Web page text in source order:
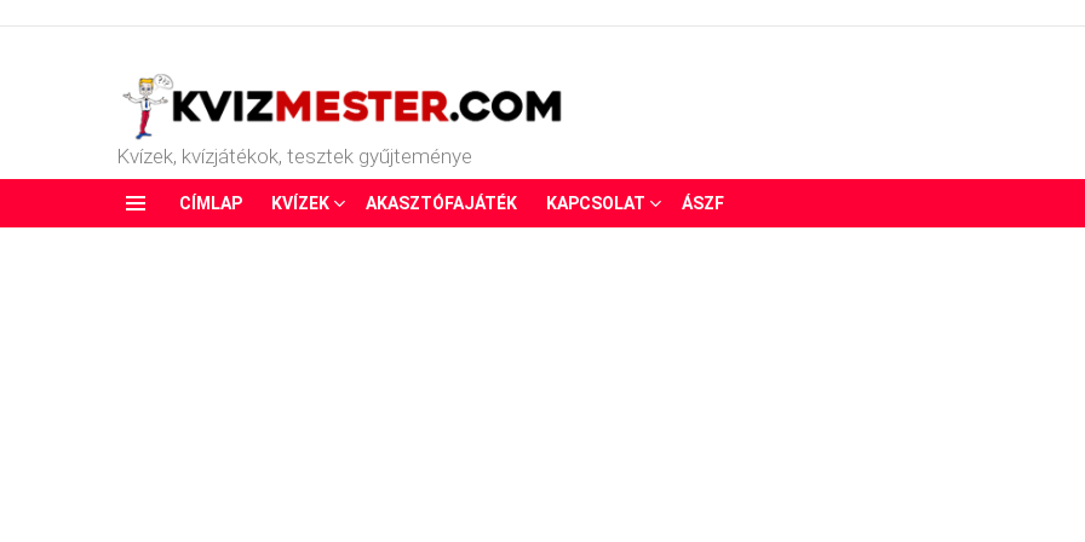
Kvízek, kvízjátékok, tesztek gyűjteménye
CÍMLAP KVÍZEK AKASZTÓFAJÁTÉK KAPCSOLAT ÁSZF